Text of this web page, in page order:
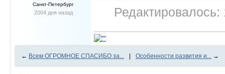
Санкт-Петербург
2004 дня назад
← Всем ОГРОМНОЕ СПАСИБО за... Особенности развития и... →